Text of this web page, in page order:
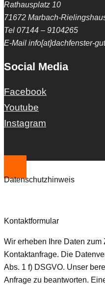
Rathausplatz 10
71672 Marbach-
Tel 07144 – 9104265
E-Mail info[at]dachfenster-
Social Media
Facebook
Youtube
Instagram
Datenschutzhinweis
Kontaktformular
Wir erheben Ihre Daten
Kontaktanfrage. Die
Abs. 1 f) DSGVO. Unser
Anfrage zu beantworten.